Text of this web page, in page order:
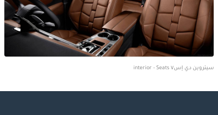
سيتروين دي إس٧ interior - Seats